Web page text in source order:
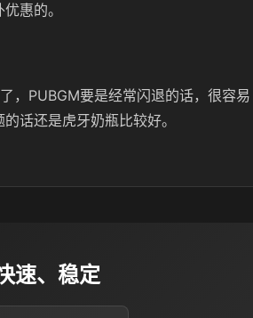
惠的。
，PUBGM要是经常闪退的话，很容易
话还是虎牙奶瓶比较好。
速、稳定